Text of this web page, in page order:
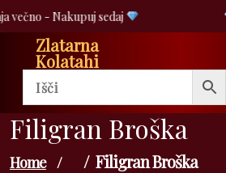
Skip
to
content
večno - Nakupuj sedaj
Zlatarna
Kolatahi
Filigran Broška
Home / Filigran Broška